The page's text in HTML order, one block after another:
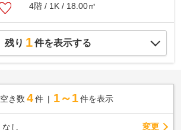
4階 / 1K / 18.00㎡
残り 1件を表示する
空き数 4 件 1～1 件を表示
なし 変更